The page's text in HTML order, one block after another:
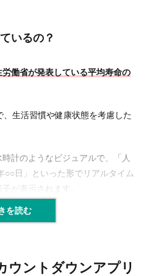
いるの？
働省が発表している平均寿命の
生活習慣や健康状態を考慮した
計のようなビジュアルで、「人
日」といった形でリアルタイム
が表示されます。
を読む
ウントダウンアプリ